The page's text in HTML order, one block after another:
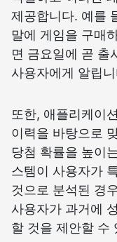
제공합니다. 예를
말에 게임을 구매
면 금요일에 곧 출
사용자에게 알립
또한, 애플리케이
이력을 바탕으로
당첨 확률을 높이
스템이 사용자가
것으로 분석된 경
사용자가 과거에
할 것을 제안할 수